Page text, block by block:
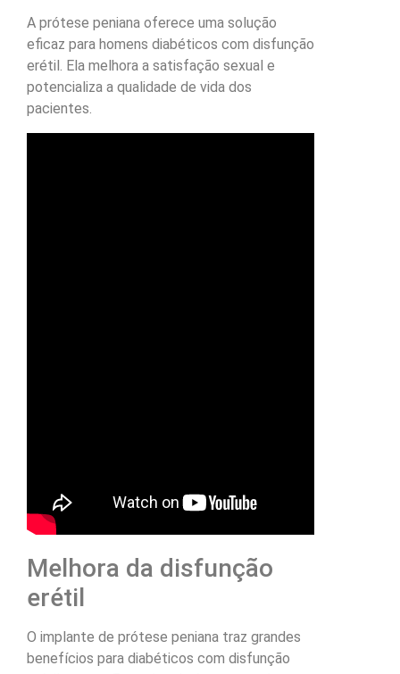
A prótese peniana oferece uma solução
eficaz para homens diabéticos com disfunção
erétil. Ela melhora a satisfação sexual e
potencializa a qualidade de vida dos
pacientes.
Melhora da disfunção
erétil
O implante de prótese peniana traz grandes
benefícios para diabéticos com disfunção